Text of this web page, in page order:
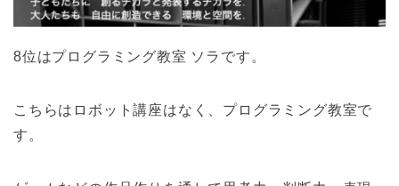
8位はプログラミング教室 ソラです。
こちらはロボット講座はなく、プログラミング教室で
す。